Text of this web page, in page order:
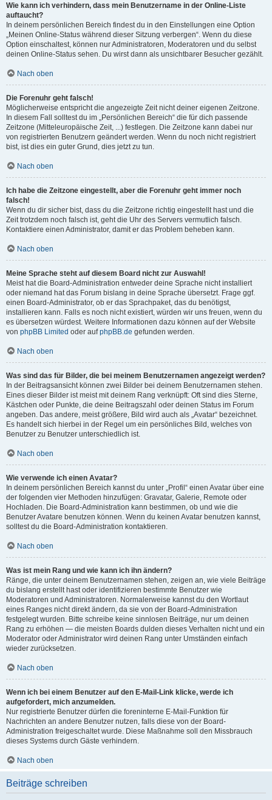
Wie kann ich verhindern, dass mein Benutzername in der Online-Liste
auftaucht?
In deinem persönlichen Bereich findest du in den Einstellungen eine Option
„Meinen Online-Status während dieser Sitzung verbergen“. Wenn du diese
Option einschaltest, können nur Administratoren, Moderatoren und du selbst
deinen Online-Status sehen. Du wirst dann als unsichtbarer Besucher gezählt.
Nach oben
Die Forenuhr geht falsch!
Möglicherweise entspricht die angezeigte Zeit nicht deiner eigenen Zeitzone.
In diesem Fall solltest du im „Persönlichen Bereich“ die für dich passende
Zeitzone (Mitteleuropäische Zeit, ...) festlegen. Die Zeitzone kann dabei nur
von registrierten Benutzern geändert werden. Wenn du noch nicht registriert
bist, ist dies ein guter Grund, dies jetzt zu tun.
Nach oben
Ich habe die Zeitzone eingestellt, aber die Forenuhr geht immer noch
falsch!
Wenn du dir sicher bist, dass du die Zeitzone richtig eingestellt hast und die
Zeit trotzdem noch falsch ist, geht die Uhr des Servers vermutlich falsch.
Kontaktiere einen Administrator, damit er das Problem beheben kann.
Nach oben
Meine Sprache steht auf diesem Board nicht zur Auswahl!
Meist hat die Board-Administration entweder deine Sprache nicht installiert
oder niemand hat das Forum bislang in deine Sprache übersetzt. Frage ggf.
einen Board-Administrator, ob er das Sprachpaket, das du benötigst,
installieren kann. Falls es noch nicht existiert, würden wir uns freuen, wenn du
es übersetzen würdest. Weitere Informationen dazu können auf der Website
von phpBB Limited oder aufphpBB.de gefunden werden.
Nach oben
Was sind das für Bilder, die bei meinem Benutzernamen angezeigt werden?
In der Beitragsansicht können zwei Bilder bei deinem Benutzernamen stehen.
Eines dieser Bilder ist meist mit deinem Rang verknüpft: Oft sind dies Sterne,
Kästchen oder Punkte, die deine Beitragszahl oder deinen Status im Forum
angeben. Das andere, meist größere, Bild wird auch als „Avatar“ bezeichnet.
Es handelt sich hierbei in der Regel um ein persönliches Bild, welches von
Benutzer zu Benutzer unterschiedlich ist.
Nach oben
Wie verwende ich einen Avatar?
In deinem persönlichen Bereich kannst du unter „Profil“ einen Avatar über eine
der folgenden vier Methoden hinzufügen: Gravatar, Galerie, Remote oder
Hochladen. Die Board-Administration kann bestimmen, ob und wie die
Benutzer Avatare benutzen können. Wenn du keinen Avatar benutzen kannst,
solltest du die Board-Administration kontaktieren.
Nach oben
Was ist mein Rang und wie kann ich ihn ändern?
Ränge, die unter deinem Benutzernamen stehen, zeigen an, wie viele Beiträge
du bislang erstellt hast oder identifizieren bestimmte Benutzer wie
Moderatoren und Administratoren. Normalerweise kannst du den Wortlaut
eines Ranges nicht direkt ändern, da sie von der Board-Administration
festgelegt wurden. Bitte schreibe keine sinnlosen Beiträge, nur um deinen
Rang zu erhöhen — die meisten Boards dulden dieses Verhalten nicht und ein
Moderator oder Administrator wird deinen Rang unter Umständen einfach
wieder zurücksetzen.
Nach oben
Wenn ich bei einem Benutzer auf den E-Mail-Link klicke, werde ich
aufgefordert, mich anzumelden.
Nur registrierte Benutzer dürfen die foreninterne E-Mail-Funktion für
Nachrichten an andere Benutzer nutzen, falls diese von der Board-
Administration freigeschaltet wurde. Diese Maßnahme soll den Missbrauch
dieses Systems durch Gäste verhindern.
Nach oben
Beiträge schreiben